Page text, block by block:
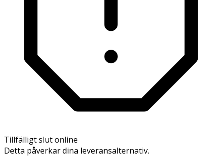
Tillfälligt slut online
Detta påverkar dina leveransalternativ.